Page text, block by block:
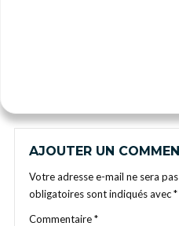
AJOUTER UN
Votre adresse e-mail ne sera
obligatoires sont indiqués avec*
Commentaire*